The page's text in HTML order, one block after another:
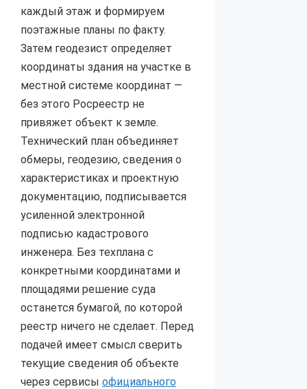
каждый этаж и формируем
поэтажные планы по факту.
Затем геодезист определяет
координаты здания на участке в
местной системе координат —
без этого Росреестр не
привяжет объект к земле.
Технический план объединяет
обмеры, геодезию, сведения о
характеристиках и проектную
документацию, подписывается
усиленной электронной
подписью кадастрового
инженера. Без техплана с
конкретными координатами и
площадями решение суда
останется бумагой, по которой
реестр ничего не сделает. Перед
подачей имеет смысл сверить
текущие сведения об объекте
через сервисы официального